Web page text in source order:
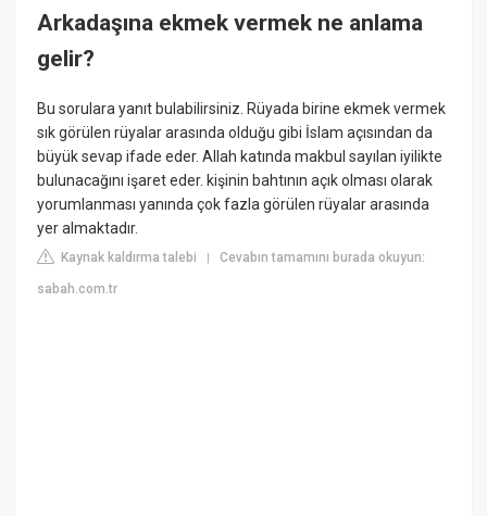
Arkadaşına ekmek vermek ne anlama
gelir?
Bu sorulara yanıt bulabilirsiniz. Rüyada birine ekmek vermek
sık görülen rüyalar arasında olduğu gibi İslam açısından da
büyük sevap ifade eder. Allah katında makbul sayılan iyilikte
bulunacağını işaret eder. kişinin bahtının açık olması olarak
yorumlanması yanında çok fazla görülen rüyalar arasında
yer almaktadır.
Kaynak kaldırma talebi |Cevabın tamamını burada okuyun:
sabah.com.tr